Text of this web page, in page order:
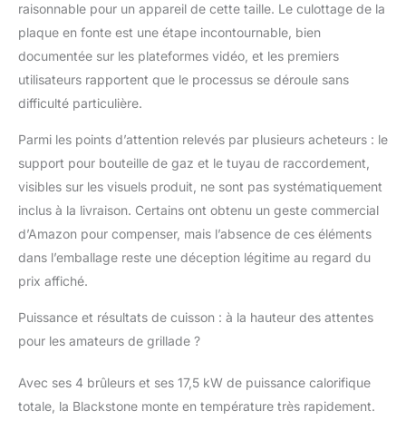
raisonnable pour un appareil de cette taille. Le culottage de la
plaque en fonte est une étape incontournable, bien
documentée sur les plateformes vidéo, et les premiers
utilisateurs rapportent que le processus se déroule sans
difficulté particulière.
Parmi les points d’attention relevés par plusieurs acheteurs : le
support pour bouteille de gaz et le tuyau de raccordement,
visibles sur les visuels produit, ne sont pas systématiquement
inclus à la livraison. Certains ont obtenu un geste commercial
d’Amazon pour compenser, mais l’absence de ces éléments
dans l’emballage reste une déception légitime au regard du
prix affiché.
Puissance et résultats de cuisson : à la hauteur des attentes
pour les amateurs de grillade ?
Avec ses 4 brûleurs et ses 17,5 kW de puissance calorifique
totale, la Blackstone monte en température très rapidement.